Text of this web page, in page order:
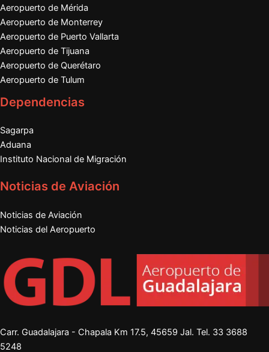
Aeropuerto de Mérida
Aeropuerto de Monterrey
Aeropuerto de Puerto Vallarta
Aeropuerto de Tijuana
Aeropuerto de Querétaro
Aeropuerto de Tulum
Dependencias
Sagarpa
Aduana
Instituto Nacional de Migración
Noticias de Aviación
Noticias de Aviación
Noticias del Aeropuerto
Carr. Guadalajara - Chapala Km 17.5, 45659 Jal. Tel. 33 3688
5248